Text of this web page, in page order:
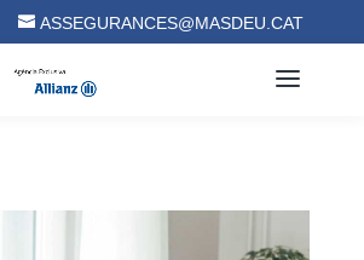
ASSEGURANCES@MASDEU.CAT